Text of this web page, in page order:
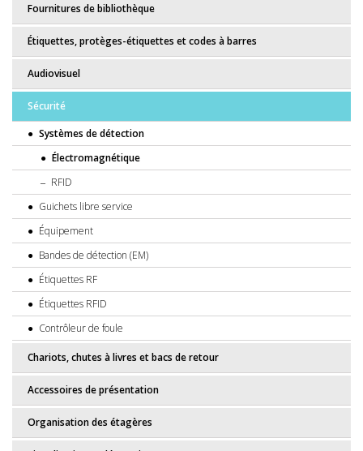
Fournitures de bibliothèque
Étiquettes, protèges-étiquettes et codes à barres
Audiovisuel
Sécurité
Systèmes de détection
Électromagnétique
RFID
Guichets libre service
Équipement
Bandes de détection (EM)
Étiquettes RF
Étiquettes RFID
Contrôleur de foule
Chariots, chutes à livres et bacs de retour
Accessoires de présentation
Organisation des étagères